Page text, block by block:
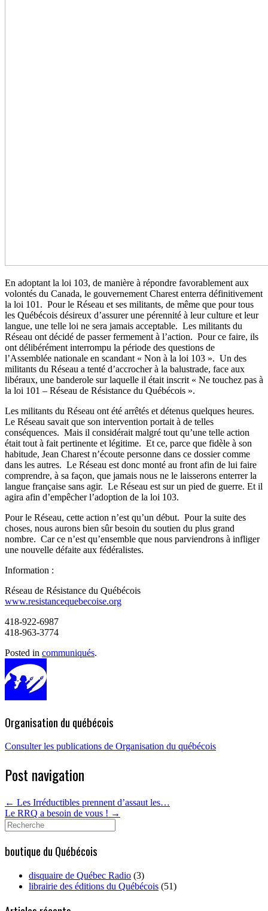
En adoptant la loi 103, de manière à répondre favorablement aux
volontés du Canada, le gouvernement Charest enterra définitivement
la loi 101. Pour le Réseau et ses militants, de même que pour tous
les Québécois désireux d’assurer une pérennité à leur culture et leur
langue, une telle loi ne sera jamais acceptable. Les militants du
Réseau ont décidé de passer fermement à l’action. Pour ce faire, ils
ont délibérément interrompu la période des questions de
l’Assemblée nationale en scandant « Non à la loi 103 ». Un des
militants du Réseau a tenté d’accrocher à la balustrade, face aux
libéraux, une banderole sur laquelle il était inscrit « Ne touchez pas à
la loi 101 – Réseau de Résistance du Québécois ».
Les militants du Réseau ont été arrêtés et détenus quelques heures.
Le Réseau savait que son intervention portait à de telles
conséquences. Mais il considérait malgré tout qu’une telle action
était tout à fait pertinente et légitime. Et ce, parce que fidèle à son
habitude, Jean Charest n’écoute personne dans ce dossier comme
dans les autres. Le Réseau est donc monté au front afin de lui faire
comprendre, à sa façon, que jamais nous ne le laisserons enterrer la
langue française sans agir. Le Réseau est sur un pied de guerre. Et il
agira afin d’empêcher l’adoption de la loi 103.
Pour le Réseau, cette action n’est qu’un début. Pour la suite des
choses, nous aurons bien sûr besoin du soutien du plus grand
nombre. Car ce n’est qu’ensemble que nous parviendrons à infliger
une nouvelle défaite aux fédéralistes.
Information :
Réseau de Résistance du Québécois
www.resistancequebecoise.org
418-922-6987
418-963-3774
Posted in communiqués.
Organisation du québécois
Consulter les publications de Organisation du québécois
Post navigation
← Les Irréductibles prennent d’assaut les…
Le RRQ a besoin de vous ! →
Search
for:
boutique du Québécois
disquaire de Québec Radio (3)
librairie des éditions du Québécois (51)